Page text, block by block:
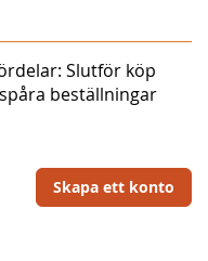
Slutför köp
beställningar
Skapa ett konto